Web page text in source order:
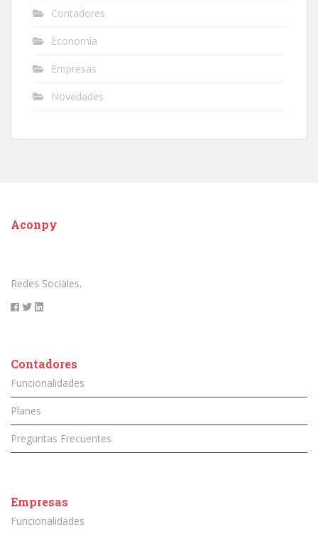
Contadores
Economía
Empresas
Novedades
Aconpy
Redes Sociales.
Contadores
Funcionalidades
Planes
Preguntas Frecuentes
Empresas
Funcionalidades